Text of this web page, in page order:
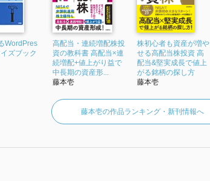
WordPres
ズブック
高配当・連続増配株投
資の教科書 高配当×連
続増配+値上がり益で
中長期の資産形...
藤本壱
株初心者も資産が増や
せる高配当株投資 高
配当&堅実成長で値上
がる銘柄の探し方
藤本壱
藤本壱の作品ランキング・新刊情報へ